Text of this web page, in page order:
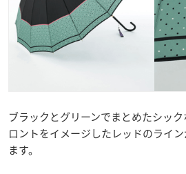
ブラックとグリーンでまとめたシッ
ロントをイメージしたレッドのライ
ます。